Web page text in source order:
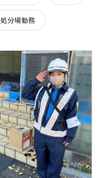
処分場勤務